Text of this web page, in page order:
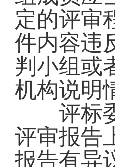
定的评审
件内容违
判小组或
机构说明
评标委
评审报告
报告有异